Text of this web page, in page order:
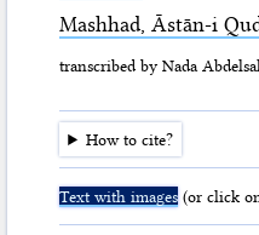
Mashhad, Āstān-i
transcribed by Nada
How to cite?
Text with images (or click